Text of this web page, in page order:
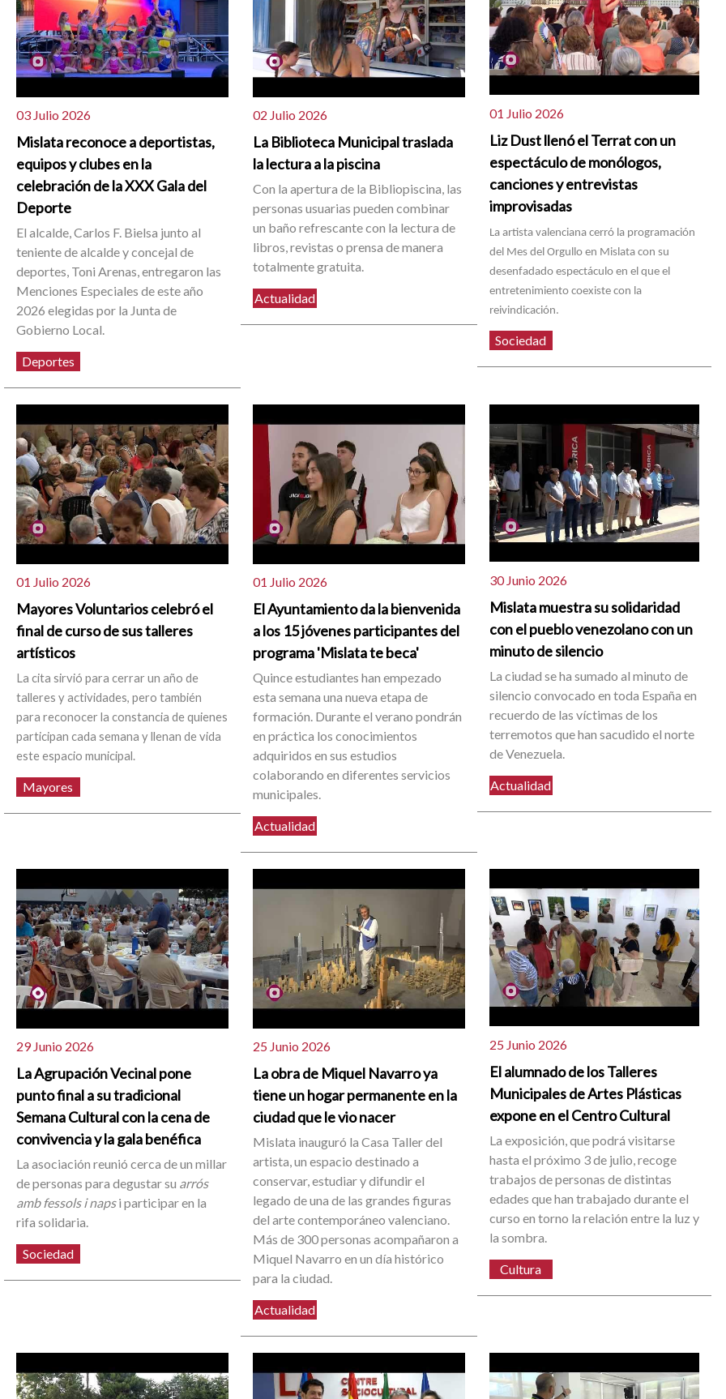
03 Julio 2026
Mislata reconoce a deportistas,
equipos y clubes en la
celebración de la XXX Gala del
Deporte
El alcalde, Carlos F. Bielsa junto al
teniente de alcalde y concejal de
deportes, Toni Arenas, entregaron las
Menciones Especiales de este año
2026 elegidas por la Junta de
Gobierno Local.
Deportes
02 Julio 2026
La Biblioteca Municipal traslada
la lectura a la piscina
Con la apertura de la Bibliopiscina, las
personas usuarias pueden combinar
un baño refrescante con la lectura de
libros, revistas o prensa de manera
totalmente gratuita.
Actualidad
01 Julio 2026
Liz Dust llenó el Terrat con un
espectáculo de monólogos,
canciones y entrevistas
improvisadas
La artista valenciana cerró la programación
del Mes del Orgullo en Mislata con su
desenfadado espectáculo en el que el
entretenimiento coexiste con la
reivindicación.
Sociedad
01 Julio 2026
Mayores Voluntarios celebró el
final de curso de sus talleres
artísticos
La cita sirvió para cerrar un año de
talleres y actividades, pero también
para reconocer la constancia de quienes
participan cada semana y llenan de vida
este espacio municipal.
Mayores
01 Julio 2026
El Ayuntamiento da la bienvenida
a los 15 jóvenes participantes del
programa 'Mislata te beca'
Quince estudiantes han empezado
esta semana una nueva etapa de
formación. Durante el verano pondrán
en práctica los conocimientos
adquiridos en sus estudios
colaborando en diferentes servicios
municipales.
Actualidad
30 Junio 2026
Mislata muestra su solidaridad
con el pueblo venezolano con un
minuto de silencio
La ciudad se ha sumado al minuto de
silencio convocado en toda España en
recuerdo de las víctimas de los
terremotos que han sacudido el norte
de Venezuela.
Actualidad
29 Junio 2026
La Agrupación Vecinal pone
punto final a su tradicional
Semana Cultural con la cena de
convivencia y la gala benéfica
La asociación reunió cerca de un millar
de personas para degustar su arrós
amb fessols i napsi participar en la
rifa solidaria.
Sociedad
25 Junio 2026
La obra de Miquel Navarro ya
tiene un hogar permanente en la
ciudad que le vio nacer
Mislata inauguró la Casa Taller del
artista, un espacio destinado a
conservar, estudiar y difundir el
legado de una de las grandes figuras
del arte contemporáneo valenciano.
Más de 300 personas acompañaron a
Miquel Navarro en un día histórico
para la ciudad.
Actualidad
25 Junio 2026
El alumnado de los Talleres
Municipales de Artes Plásticas
expone en el Centro Cultural
La exposición, que podrá visitarse
hasta el próximo 3 de julio, recoge
trabajos de personas de distintas
edades que han trabajado durante el
curso en torno la relación entre la luz y
la sombra.
Cultura